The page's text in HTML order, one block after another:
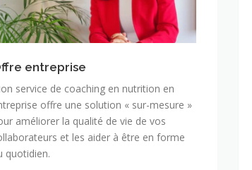
entreprise
service de coaching en nutrition en
offre une solution « sur-mesure »
améliorer la qualité de vie de vos
et les aider à être en forme
quotidien.